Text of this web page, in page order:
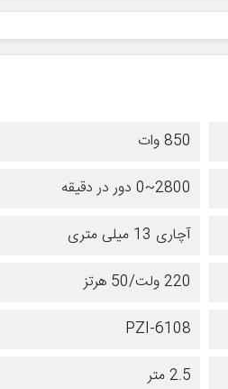
850 وات
2800~0 دور در دقیقه
آچاری 13 میلی متری
220 ولت/50 هرتز
PZI-6108
2.5 متر